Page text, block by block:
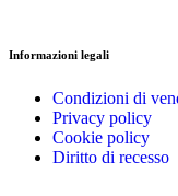
Informazioni legali
Condizioni di
Privacy policy
Cookie policy
Diritto di recesso